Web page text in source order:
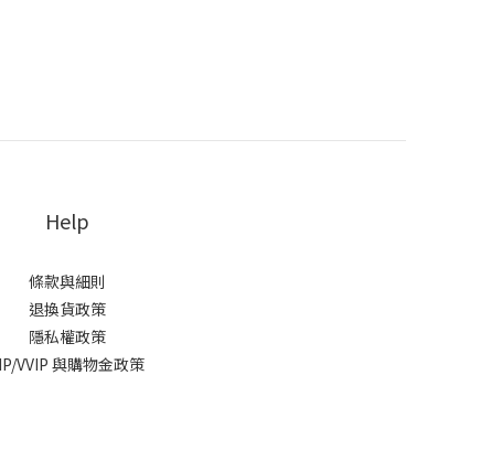
Help
條款與細則
退換貨政策
隱私權政策
VVIP 與購物金政策